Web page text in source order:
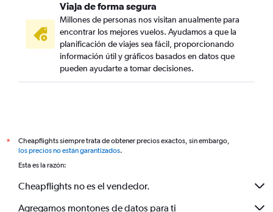
Viaja de forma segura
Millones de personas nos visitan anualmente para
encontrar los mejores vuelos. Ayudamos a que la
planificación de viajes sea fácil, proporcionando
información útil y gráficos basados en datos que
pueden ayudarte a tomar decisiones.
*
Cheapflights siempre trata de obtener precios exactos, sin embargo,
los precios no están garantizados.
Esta es la razón:
Cheapflights no es el vendedor.
Agregamos montones de datos para ti